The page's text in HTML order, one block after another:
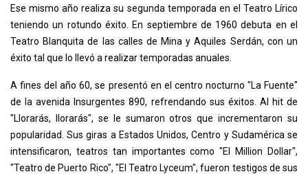
Ese mismo año realiza su segunda temporada en el Teatro Lírico
teniendo un rotundo éxito. En septiembre de 1960 debuta en el
Teatro Blanquita de las calles de Mina y Aquiles Serdán, con un
éxito tal que lo llevó a realizar temporadas anuales.
A fines del año 60, se presentó en el centro nocturno "La Fuente"
de la avenida Insurgentes 890, refrendando sus éxitos. Al hit de
"Llorarás, llorarás", se le sumaron otros que incrementaron su
popularidad. Sus giras a Estados Unidos, Centro y Sudamérica se
intensificaron, teatros tan importantes como "El Million Dollar",
"Teatro de Puerto Rico", "El Teatro Lyceum", fueron testigos de sus